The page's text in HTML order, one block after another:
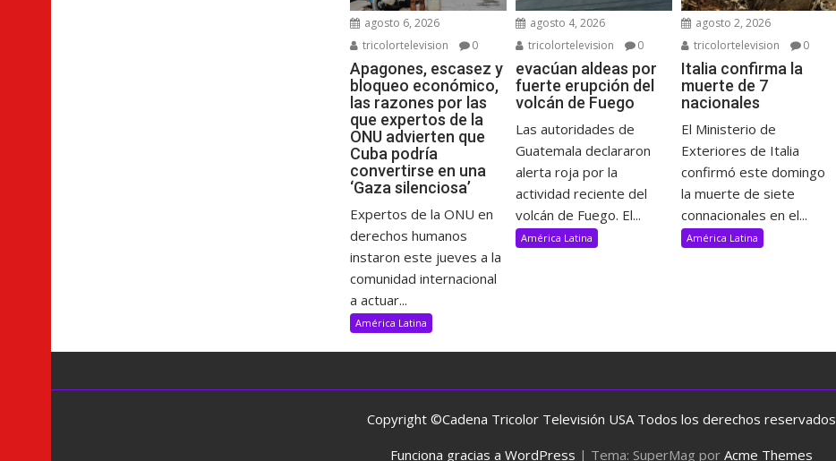
agosto 6, 2026
tricolortelevision
0
Apagones, escasez y
bloqueo económico,
las razones por las
que expertos de la
ONU advierten que
Cuba podría
convertirse en una
‘Gaza silenciosa’
Expertos de la ONU en
derechos humanos
instaron este jueves a la
comunidad internacional
a actuar...
América Latina
agosto 4, 2026
tricolortelevision
0
evacúan aldeas por
fuerte erupción del
volcán de Fuego
Las autoridades de
Guatemala declararon
alerta roja por la
actividad reciente del
volcán de Fuego. El...
América Latina
agosto 2, 2026
tricolortelevision
0
Italia confirma la
muerte de 7
nacionales
El Ministerio de
Exteriores de Italia
confirmó este domingo
la muerte de siete
connacionales en el...
América Latina
Copyright ©Cadena Tricolor Televisión USA Todos los derechos reservados
Funciona gracias a WordPress | Tema: SuperMag por Acme Themes